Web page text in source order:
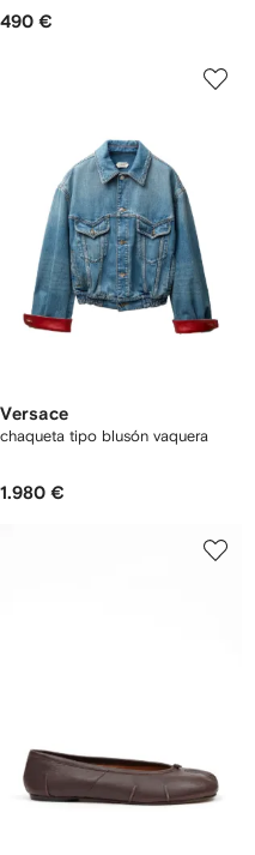
490 €
Versace
chaqueta tipo blusón vaquera
1.980 €